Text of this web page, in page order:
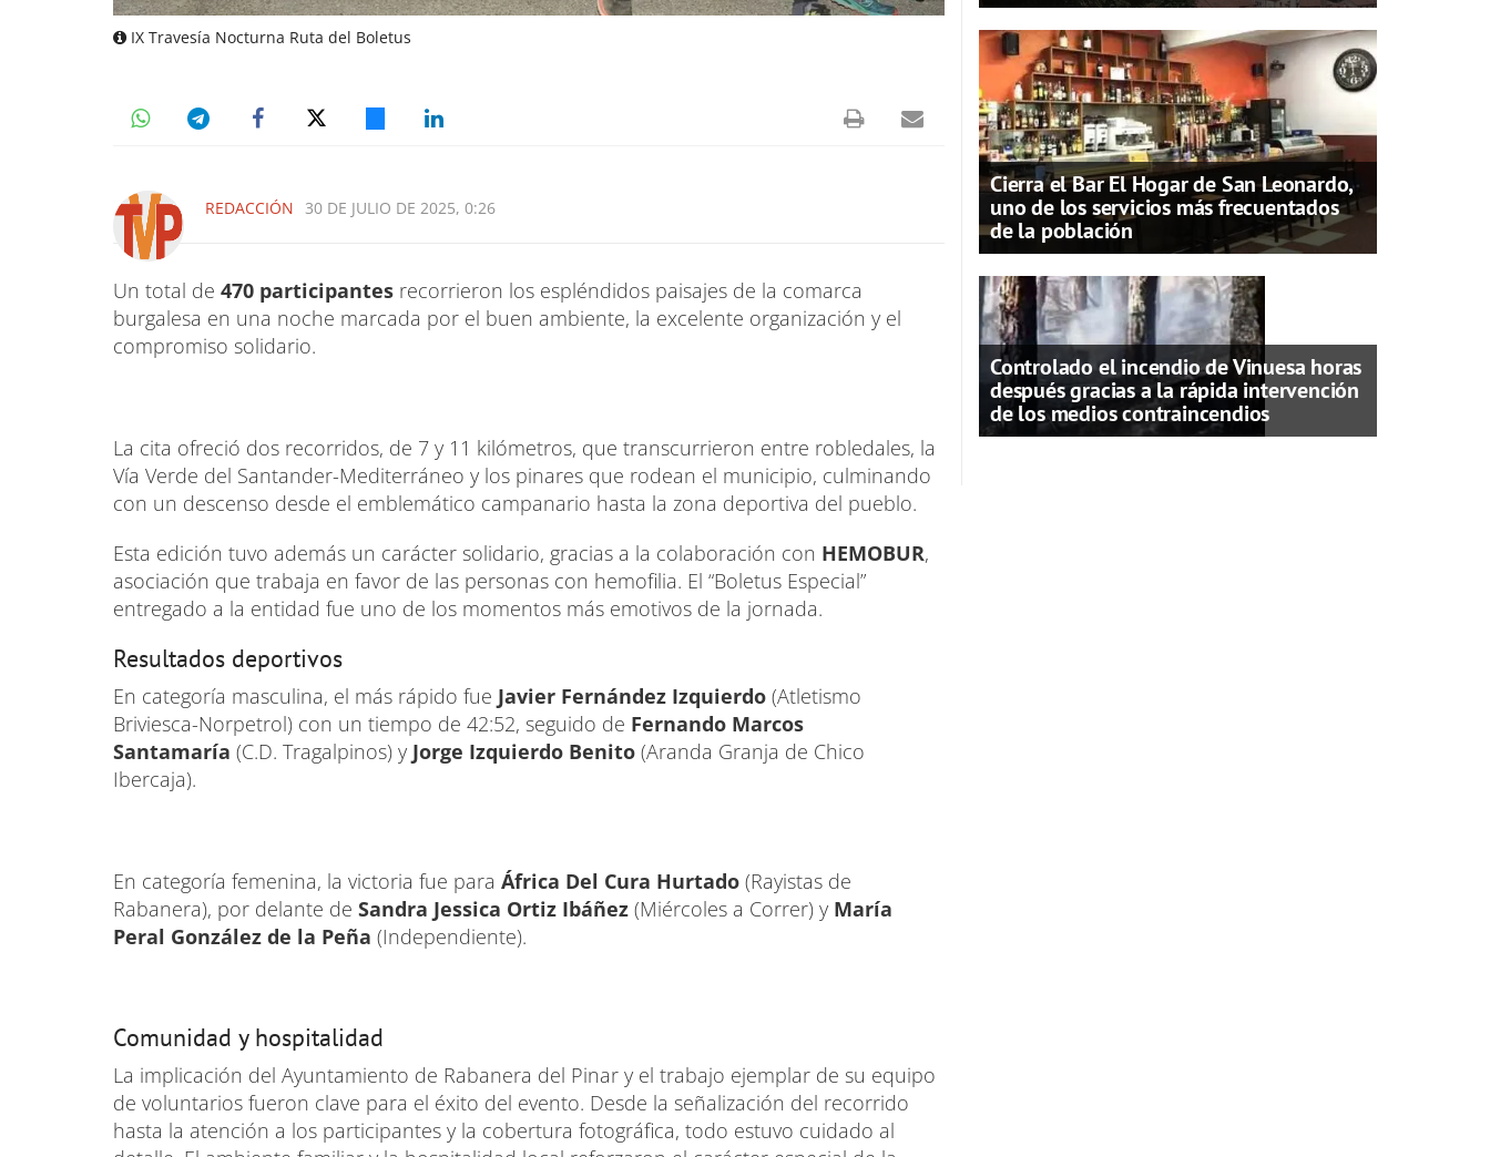
IX Travesía Nocturna Ruta del Boletus
REDACCIÓN 30 DE JULIO DE 2025, 0:26
Un total de 470 participantes recorrieron los espléndidos paisajes de la comarca
burgalesa en una noche marcada por el buen ambiente, la excelente organización y el
compromiso solidario.
La cita ofreció dos recorridos, de 7 y 11 kilómetros, que transcurrieron entre robledales, la
Vía Verde del Santander-Mediterráneo y los pinares que rodean el municipio, culminando
con un descenso desde el emblemático campanario hasta la zona deportiva del pueblo.
Esta edición tuvo además un carácter solidario, gracias a la colaboración con HEMOBUR,
asociación que trabaja en favor de las personas con hemofilia. El “Boletus Especial”
entregado a la entidad fue uno de los momentos más emotivos de la jornada.
Resultados deportivos
En categoría masculina, el más rápido fue Javier Fernández Izquierdo (Atletismo
Briviesca-Norpetrol) con un tiempo de 42:52, seguido de Fernando Marcos
Santamaría (C.D. Tragalpinos) y Jorge Izquierdo Benito (Aranda Granja de Chico
Ibercaja).
En categoría femenina, la victoria fue para África Del Cura Hurtado (Rayistas de
Rabanera), por delante de Sandra Jessica Ortiz Ibáñez (Miércoles a Correr) y María
Peral González de la Peña (Independiente).
Comunidad y hospitalidad
La implicación del Ayuntamiento de Rabanera del Pinar y el trabajo ejemplar de su equipo
de voluntarios fueron clave para el éxito del evento. Desde la señalización del recorrido
hasta la atención a los participantes y la cobertura fotográfica, todo estuvo cuidado al
Cierra el Bar El Hogar de San Leonardo,
uno de los servicios más frecuentados
de la población
Controlado el incendio de Vinuesa horas
después gracias a la rápida intervención
de los medios contraincendios